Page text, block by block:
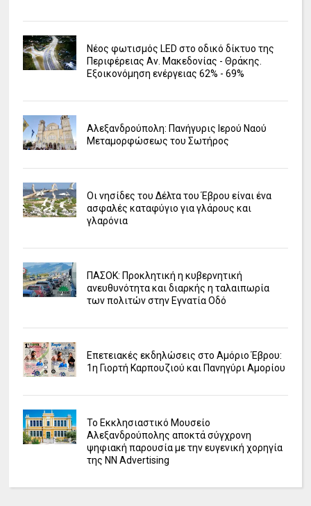
Νέος φωτισμός LED στο οδικό δίκτυο της
Περιφέρειας Αν. Μακεδονίας - Θράκης.
Εξοικονόμηση ενέργειας 62% - 69%
Αλεξανδρούπολη: Πανήγυρις Ιερού Ναού
Μεταμορφώσεως του Σωτήρος
Οι νησίδες του Δέλτα του Έβρου είναι ένα
ασφαλές καταφύγιο για γλάρους και
γλαρόνια
ΠΑΣΟΚ: Προκλητική η κυβερνητική
ανευθυνότητα και διαρκής η ταλαιπωρία
των πολιτών στην Εγνατία Οδό
Επετειακές εκδηλώσεις στο Αμόριο Έβρου:
1η Γιορτή Καρπουζιού και Πανηγύρι Αμορίου
Το Εκκλησιαστικό Μουσείο
Αλεξανδρούπολης αποκτά σύγχρονη
ψηφιακή παρουσία με την ευγενική χορηγία
της NN Advertising